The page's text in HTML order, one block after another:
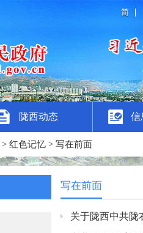
简
陇西动态 信
> 红色记忆 > 写在前面
写在前面
关于陇西中共陇